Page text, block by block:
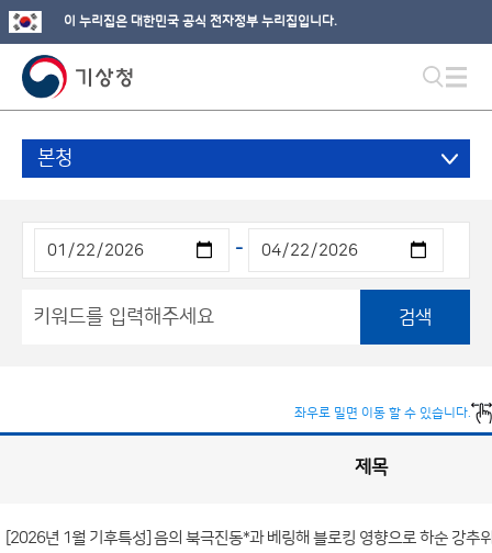
이 누리집은 대한민국 공식 전자정부 누리집입니다.
본청
-
검색
좌우로 밀면 이동 할 수 있습니다.
청)
게
시
판
제목
[2026년 1월 기후특성] 음의 북극진동*과 베링해 블로킹 영향으로 하순 강추